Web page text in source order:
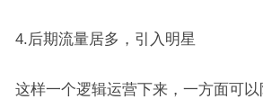
4.后期流量居多，引入明星
这样一个逻辑运营下来，一方面可以